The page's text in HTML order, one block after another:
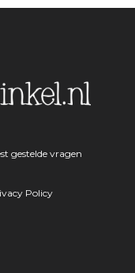
gestelde vragen
Policy